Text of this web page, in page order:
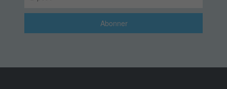
Abonner